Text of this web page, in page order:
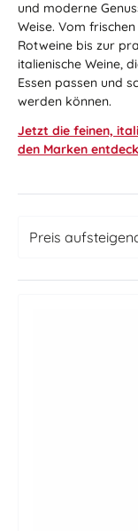
und moderne
Weise. Vom
Rotweine bis zur
italienische Weine,
Essen passen und
werden können.
Jetzt die feinen,
den Marken